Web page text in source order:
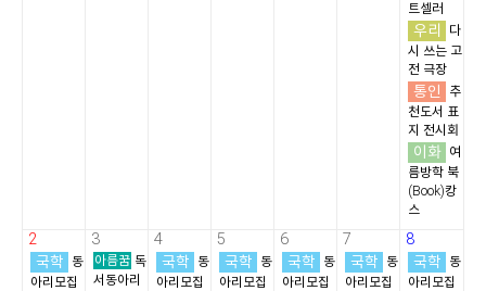
트셀러
우리
다
시 쓰는 고
전 극장
통인
추
천도서 표
지 전시회
이화
여
름방학 북
(Book)캉
스
2
국학
동
아리모집
3
아름꿈 독
서동아리
4
국학
동
아리모집
5
국학
동
아리모집
6
국학
동
아리모집
7
국학
동
아리모집
8
국학
동
아리모집